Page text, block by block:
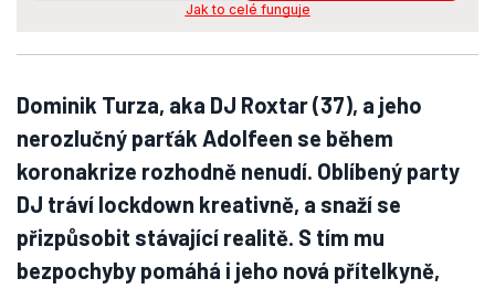
Jak to celé funguje
Dominik Turza, aka DJ Roxtar (37), a jeho
nerozlučný parťák Adolfeen se během
koronakrize rozhodně nenudí. Oblíbený party
DJ tráví lockdown kreativně, a snaží se
přizpůsobit stávající realitě. S tím mu
bezpochyby pomáhá i jeho nová přítelkyně,